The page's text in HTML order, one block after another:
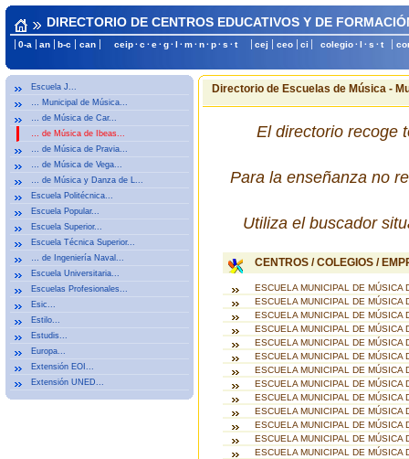
DIRECTORIO DE CENTROS EDUCATIVOS Y DE
0-a an b-c can ceip· c · e· g· l · m· n· p· s · t cej ceo ci colegio· l · s · t
Escuela J...
… Municipal de Música...
… de Música de Car...
… de Música de Ibeas...
… de Música de Pravia...
… de Música de Vega...
… de Música y Danza de L...
Escuela Politécnica...
Escuela Popular...
Escuela Superior...
Escuela Técnica Superior...
… de Ingeniería Naval...
Escuela Universitaria...
Escuelas Profesionales...
Esic...
Estilo...
Estudis...
Europa...
Extensión EOI...
Extensión UNED...
Directorio de Escuelas de Música -
El directorio recoge
Para la enseñanza no
Utiliza el buscador
CENTROS / COLEGIOS /
ESCUELA MUNICIPAL DE MÚSICA
ESCUELA MUNICIPAL DE MÚSICA
ESCUELA MUNICIPAL DE MÚSICA
ESCUELA MUNICIPAL DE MÚSICA
ESCUELA MUNICIPAL DE MÚSICA
ESCUELA MUNICIPAL DE MÚSICA
ESCUELA MUNICIPAL DE MÚSICA
ESCUELA MUNICIPAL DE MÚSICA
ESCUELA MUNICIPAL DE MÚSICA
ESCUELA MUNICIPAL DE MÚSICA
ESCUELA MUNICIPAL DE MÚSICA
ESCUELA MUNICIPAL DE MÚSICA
ESCUELA MUNICIPAL DE MÚSICA